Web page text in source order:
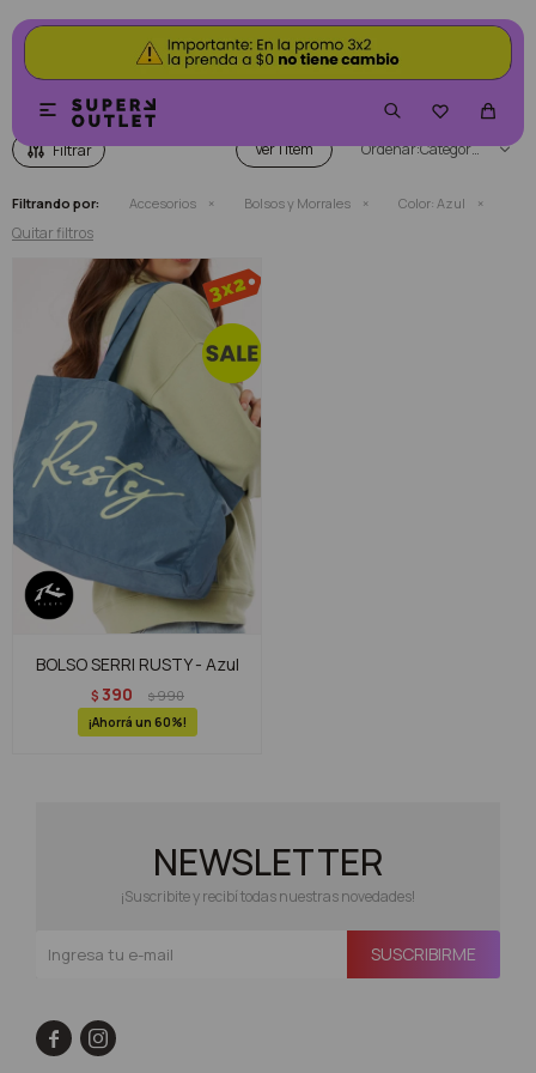

 BOLSOS Y MORRALES COLOR AZUL
Ver Categoría
Filtrando por: Accesorios Bolsos y Morrales Color: Azul
Quitar filtros
BOLSO SERRI RUSTY - Azul
$ 390 $990
60
NEWSLETTER
¡Suscribite y recibí todas nuestras novedades!
SUSCRIBIRME
 